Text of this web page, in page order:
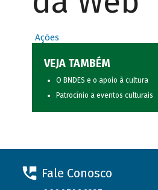
Ações
VEJA TAMBÉM
O BNDES e o apoio à cultura
Patrocínio a eventos culturais
Fale Conosco